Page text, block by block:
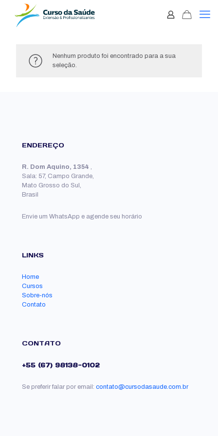
Nenhum produto foi encontrado para a sua
seleção.
ENDEREÇO
R. Dom Aquino, 1354 ,
Sala: 57, Campo Grande,
Mato Grosso do Sul,
Brasil
Envie um WhatsApp e agende seu horário
LINKS
Home
Cursos
Sobre-nós
Contato
CONTATO
+55 (67) 98138-0102
Se preferir falar por email: contato@cursodasaude.com.br